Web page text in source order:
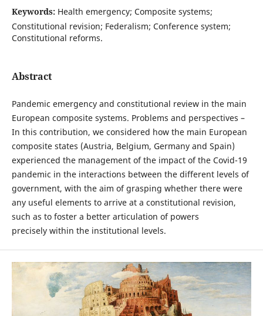
Keywords: Health emergency; Composite systems;
Constitutional revision; Federalism; Conference system;
Constitutional reforms.
Abstract
Pandemic emergency and constitutional review in the main
European composite systems. Problems and perspectives –
In this contribution, we considered how the main European
composite states (Austria, Belgium, Germany and Spain)
experienced the management of the impact of the Covid-19
pandemic in the interactions between the different levels of
government, with the aim of grasping whether there were
any useful elements to arrive at a constitutional revision,
such as to foster a better articulation of powers
precisely within the institutional levels.